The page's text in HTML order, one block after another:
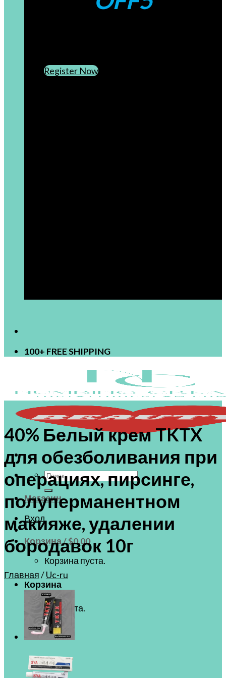
Register Now
100+ FREE SHIPPING
Искать:
Магазин
Вход
Корзина /$0.00
Корзина пуста.
Корзина
Корзина пуста.
40% Белый крем TKTX
для обезболивания при
операциях, пирсинге,
полуперманентном
макияже, удалении
бородавок 10г
Главная/Uc-ru